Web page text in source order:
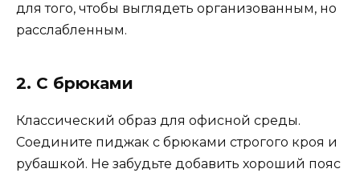
для того, чтобы выглядеть организованным, но
расслабленным.
2. С брюками
Классический образ для офисной среды.
Соедините пиджак с брюками строгого кроя и
рубашкой. Не забудьте добавить хороший пояс